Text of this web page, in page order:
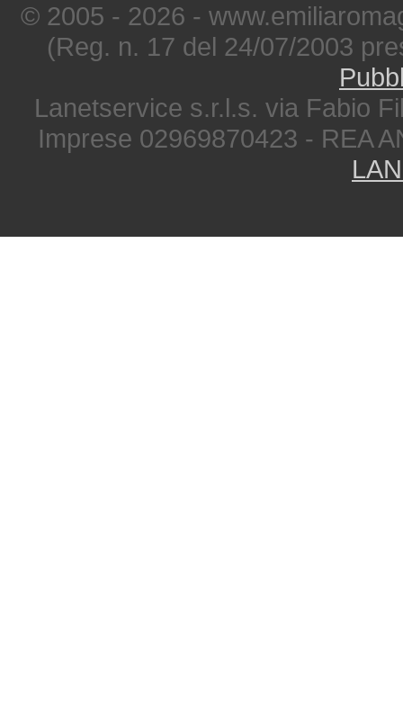
© 2005 - 2026 -
(Reg. n. 17 del 24/07/2003
Lanetservice s.r.l.s. via Fabio
Imprese 02969870423 - REA